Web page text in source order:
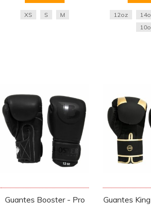
XS S M 12oz
Guantes Booster - Pro
Guantes